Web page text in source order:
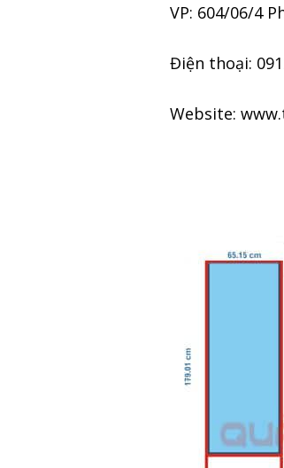
VP: 604/06/4
Điện thoại:
Website: